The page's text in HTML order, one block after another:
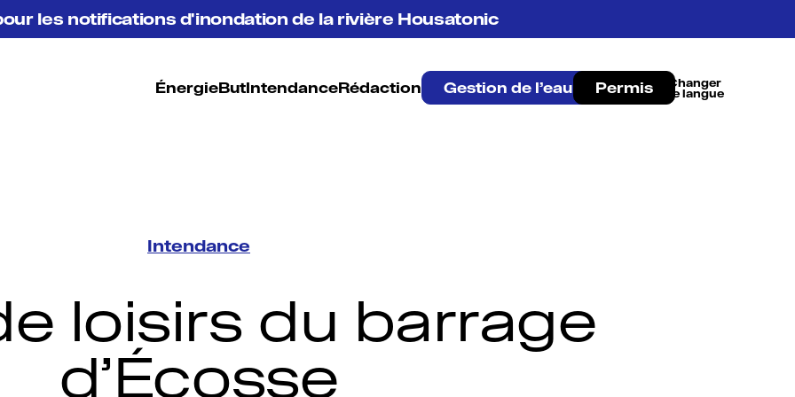
les notifications d'inondation de la rivière Housatonic
ÉnergieButIntendanceRédaction Gestion de l’eau Permis
Intendance
loisirs du barrage
d’Écosse